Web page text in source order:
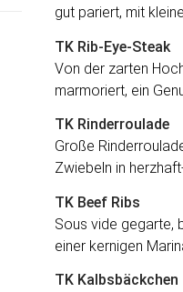
gut pariert, mit
TK Rib-Eye-Steak
Von der zarten
marmoriert, ein
TK Rinderroulade
Große
Zwiebeln in
TK Beef Ribs
Sous vide gegarte,
einer kernigen
TK Kalbsbäckchen